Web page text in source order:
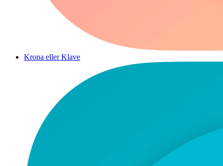
Krona eller Klave